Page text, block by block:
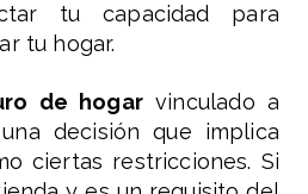
tu capacidad para
tu hogar.
de hogarvinculado a
decisión que implica
ciertas restricciones. Si